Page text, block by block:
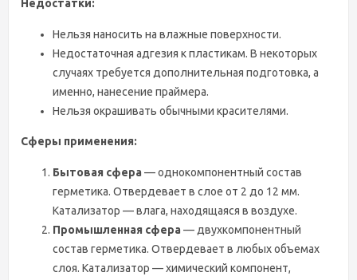
Недостатки:
Нельзя наносить на влажные поверхности.
Недостаточная адгезия к пластикам. В некоторых
случаях требуется дополнительная подготовка, а
именно, нанесение праймера.
Нельзя окрашивать обычными красителями.
Сферы применения:
Бытовая сфера — однокомпонентный состав
герметика. Отвердевает в слое от 2 до 12 мм.
Катализатор — влага, находящаяся в воздухе.
Промышленная сфера — двухкомпонентный
состав герметика. Отвердевает в любых объемах
слоя. Катализатор — химический компонент,